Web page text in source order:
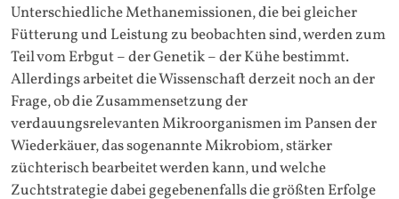
Unterschiedliche Methanemissionen, die bei gleicher
Fütterung und Leistung zu beobachten sind, werden zum
Teil vom Erbgut – der Genetik – der Kühe bestimmt.
Allerdings arbeitet die Wissenschaft derzeit noch an der
Frage, ob die Zusammensetzung der
verdauungsrelevanten Mikroorganismen im Pansen der
Wiederkäuer, das sogenannte Mikrobiom, stärker
züchterisch bearbeitet werden kann, und welche
Zuchtstrategie dabei gegebenenfalls die größten Erfolge